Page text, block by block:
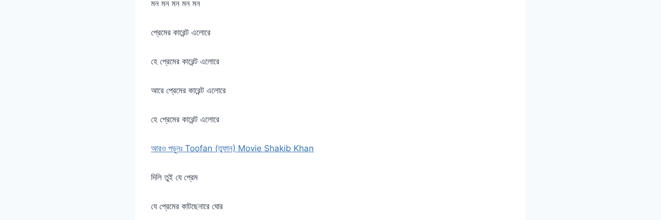
মন মন মন মন মন
প্রেমের কারেন্ট এলোরে
হে প্রেমের কারেন্ট এলোরে
আরে প্রেমের কারেন্ট এলোরে
হে প্রেমের কারেন্ট এলোরে
আরও পড়ুনঃ Toofan (তুফান) Movie Shakib Khan
দিলি তুই যে প্রেম
যে প্রেমের কাটছেনারে ঘোর